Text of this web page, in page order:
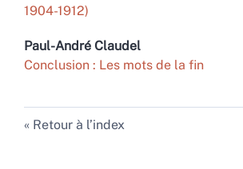
1904-1912)
Paul-André Claudel
Conclusion : Les mots de la fin
Retour à l’index